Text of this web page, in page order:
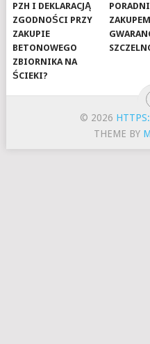
PZH I DEKLARACJĄ
ZGODNOŚCI PRZY
ZAKUPIE
BETONOWEGO
ZBIORNIKA NA
ŚCIEKI?
© 2026
THEME BY